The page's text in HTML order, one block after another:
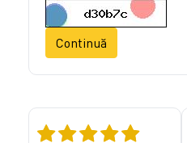
Continuă